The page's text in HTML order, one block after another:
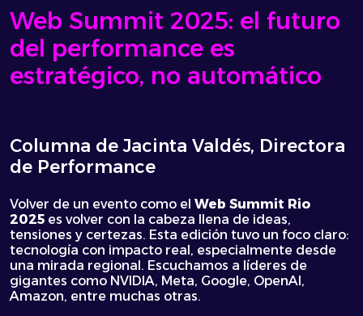
Web Summit 2025: el futuro
del performance es
estratégico, no automático
Columna de Jacinta Valdés, Directora
de Performance
Volver de un evento como el Web Summit Rio
2025 es volver con la cabeza llena de ideas,
tensiones y certezas. Esta edición tuvo un foco claro:
tecnología con impacto real, especialmente desde
una mirada regional. Escuchamos a líderes de
gigantes como NVIDIA, Meta, Google, OpenAI,
Amazon, entre muchas otras.